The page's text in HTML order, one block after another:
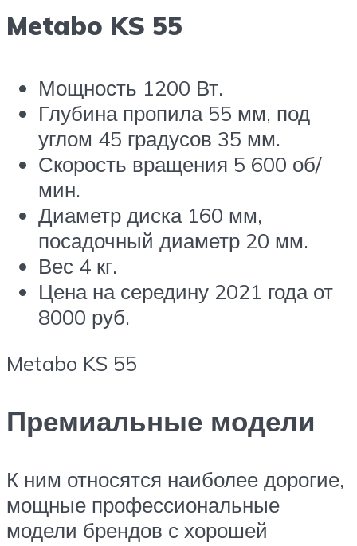
Metabo KS 55
Мощность 1200 Вт.
Глубина пропила 55 мм, под
углом 45 градусов 35 мм.
Скорость вращения 5 600 об/
мин.
Диаметр диска 160 мм,
посадочный диаметр 20 мм.
Вес 4 кг.
Цена на середину 2021 года от
8000 руб.
Metabo KS 55
Премиальные модели
К ним относятся наиболее дорогие,
мощные профессиональные
модели брендов с хорошей